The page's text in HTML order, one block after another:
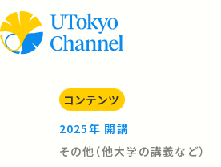
コンテンツ
2025年 開講
その他（他大学の講義など）